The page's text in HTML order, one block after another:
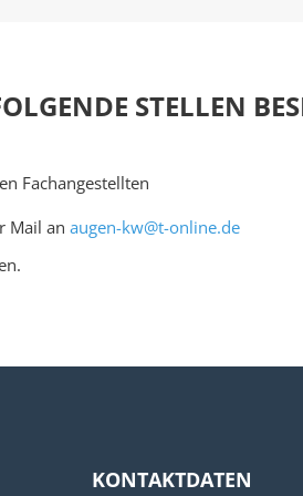
STELLEN
Fachangestellten
Mail an augen-kw@t-online.de
KONTAKTDATEN